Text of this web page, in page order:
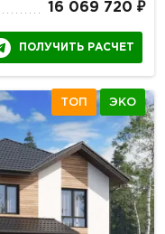
16 069 720 ₽
ПОЛУЧИТЬ РАСЧЕТ
ТОП ЭКО